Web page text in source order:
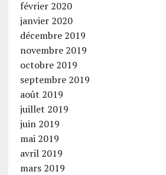
février 2020
janvier 2020
décembre 2019
novembre 2019
octobre 2019
septembre 2019
août 2019
juillet 2019
juin 2019
mai 2019
avril 2019
mars 2019